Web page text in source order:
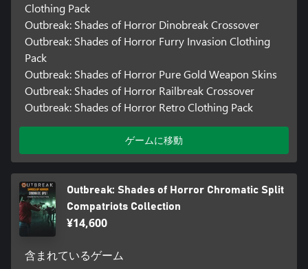
Clothing Pack
Outbreak: Shades of Horror Dinobreak Crossover
Outbreak: Shades of Horror Furry Invasion Clothing
Pack
Outbreak: Shades of Horror Pure Gold Weapon Skins
Outbreak: Shades of Horror Railbreak Crossover
Outbreak: Shades of Horror Retro Clothing Pack
ゲームに移動
Outbreak: Shades of Horror Chromatic Split
Compatriots Collection
¥14,600
含まれているゲーム